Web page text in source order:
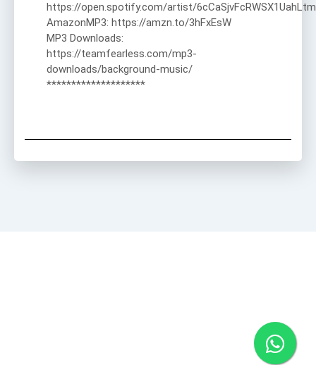
https://open.spotify.com/artist/
AmazonMP3: https://amzn.to/3hFxEsW
MP3 Downloads:
https://teamfearless.com/mp3-
downloads/background-music/
********************